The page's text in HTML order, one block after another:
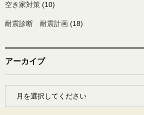
空き家対策 (10)
耐震診断 耐震計画 (18)
アーカイブ